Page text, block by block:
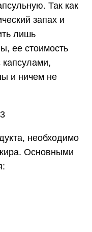
Так как
запах и
лишь
ее стоимость
и ничем не
необходимо
Основными